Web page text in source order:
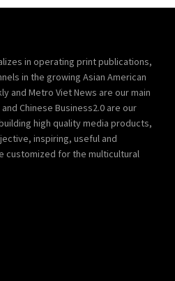
in operating print publications,
in the growing Asian American
and Metro Viet News are our main
Chinese Business2.0 are our
high quality media products,
inspiring, useful and
customized for the multicultural